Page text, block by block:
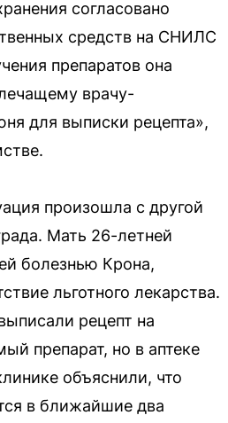
согласовано
средств на СНИЛС
препаратов она
врачу-
для выписки рецепта»,
произошла с другой
Мать 26-летней
болезнью Крона,
льготного лекарства.
рецепт на
препарат, но в аптеке
объяснили, что
в ближайшие два